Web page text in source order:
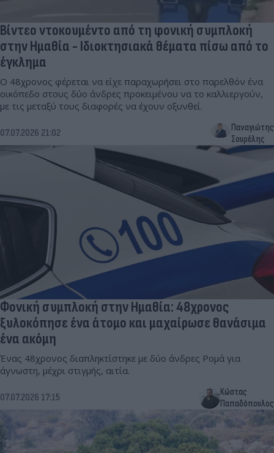
Βίντεο ντοκουμέντο από τη φονική συμπλοκή
στην Ημαθία - Ιδιοκτησιακά θέματα πίσω από το
έγκλημα
Ο 48χρονος φέρεται να είχε παραχωρήσει στο παρελθόν ένα
οικόπεδο στους δύο άνδρες προκειμένου να το καλλιεργούν,
με τις μεταξύ τους διαφορές να έχουν οξυνθεί.
07.07.2026 21:02
Παναγιώτης
Σουρέλης
Φονική συμπλοκή στην Ημαθία: 48χρονος
ξυλοκόπησε ένα άτομο και μαχαίρωσε θανάσιμα
ένα ακόμη
Ένας 48χρονος διαπληκτίστηκε με δύο άνδρες Ρομά για
άγνωστη, μέχρι στιγμής, αιτία.
07.07.2026 17:15
Κώστας
Παπαδόπουλος